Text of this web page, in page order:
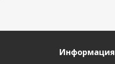
Информация